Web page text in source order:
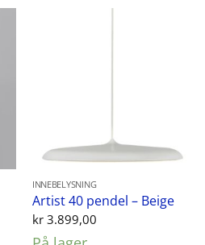
Nåværende
INNEBELYSNING
Artist 40 pendel – Beige
kr3.899,00